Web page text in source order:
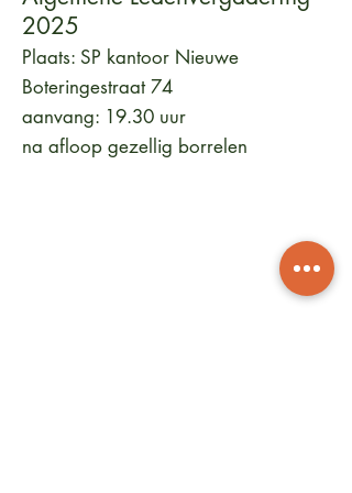
2025
Plaats: SP kantoor Nieuwe
Boteringestraat 74
aanvang: 19.30 uur
na afloop gezellig borrelen